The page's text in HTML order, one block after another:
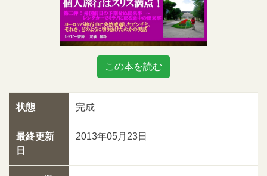
この本を読む
状態 完成
最終更新
日
2013年05月23日